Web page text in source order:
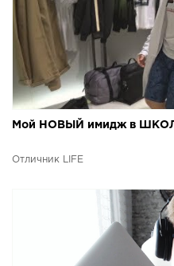
Мой НОВЫЙ имидж в
Отличник LIFE